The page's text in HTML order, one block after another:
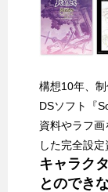
構想10年、
DSソフト『
資料やラフ
した完全設定
キャラク
とのでき